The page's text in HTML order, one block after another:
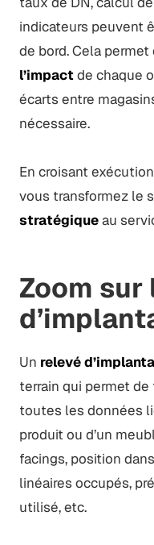
indicateurs peuvent
de bord. Cela permet
l’impactde chaque
écarts entre
nécessaire.
En croisant
vous transformez le
stratégiqueau
Zoom
Un relevé
terrain qui permet de
toutes les données
produit ou d’un
facings, position
linéaires occupés,
utilisé, etc.